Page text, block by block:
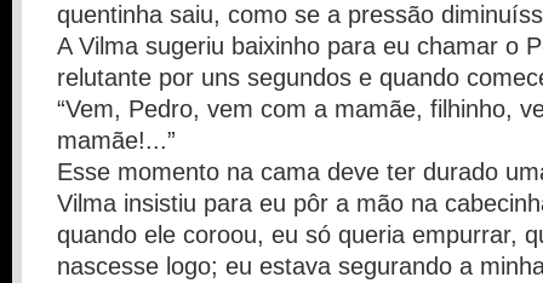
quentinha saiu, como se a pressão
A Vilma sugeriu baixinho para eu chamar o
relutante por uns segundos e quando
“Vem, Pedro, vem com a mamãe, filhinho,
mamãe!...”
Esse momento na cama deve ter durado
Vilma insistiu para eu pôr a mão na
quando ele coroou, eu só queria empurrar,
nascesse logo; eu estava segurando a